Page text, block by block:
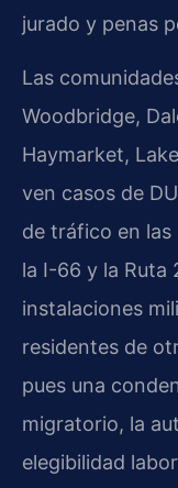
jurado y penas
Las
Woodbridge,
Haymarket,
ven casos de
de tráfico en
la I-66 y la Ruta
instalaciones
residentes de
pues una
migratorio, la
elegibilidad